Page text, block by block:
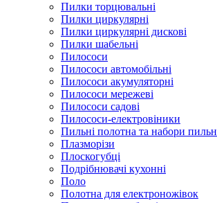
Пилки торцювальні
Пилки циркулярні
Пилки циркулярні дискові
Пилки шабельні
Пилососи
Пилососи автомобільні
Пилососи акумуляторні
Пилососи мережеві
Пилососи садові
Пилососи-електровіники
Пильні полотна та набори
Плазморізи
Плоскогубці
Подрібнювачі кухонні
Поло
Полотна для електроножівок